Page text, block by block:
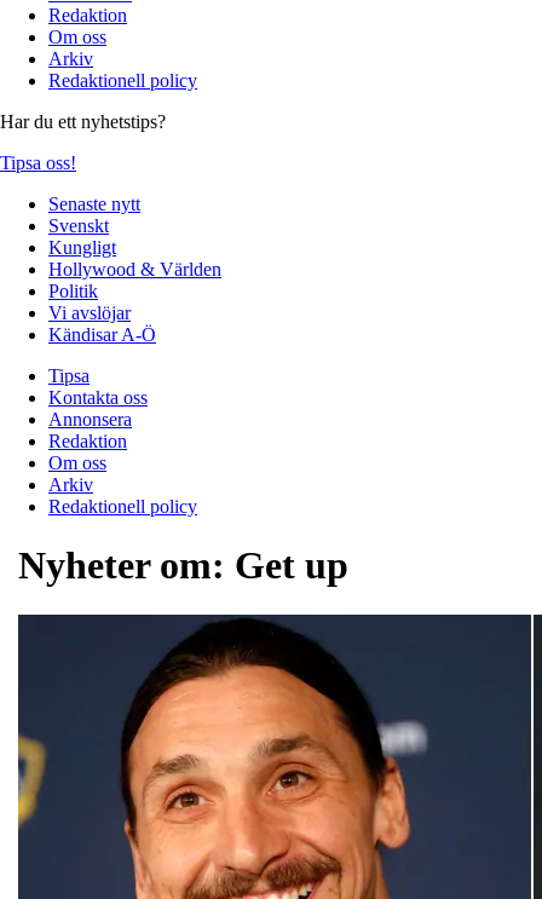
Redaktion
Om oss
Arkiv
Redaktionell policy
Har du ett nyhetstips?
Tipsa oss!
Senaste nytt
Svenskt
Kungligt
Hollywood & Världen
Politik
Vi avslöjar
Kändisar A-Ö
Tipsa
Kontakta oss
Annonsera
Redaktion
Om oss
Arkiv
Redaktionell policy
Nyheter om: Get up